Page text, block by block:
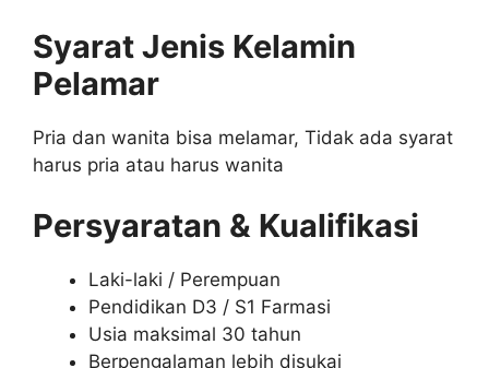
Syarat Jenis Kelamin
Pelamar
Pria dan wanita bisa melamar, Tidak ada syarat
harus pria atau harus wanita
Persyaratan & Kualifikasi
Laki-laki / Perempuan
Pendidikan D3 / S1 Farmasi
Usia maksimal 30 tahun
Berpengalaman lebih disukai